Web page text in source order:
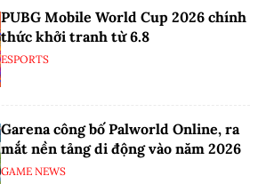
PUBG Mobile World Cup 2026 chính
thức khởi tranh từ 6.8
ESPORTS
Garena công bố Palworld Online, ra
mắt nền tảng di động vào năm 2026
GAME NEWS